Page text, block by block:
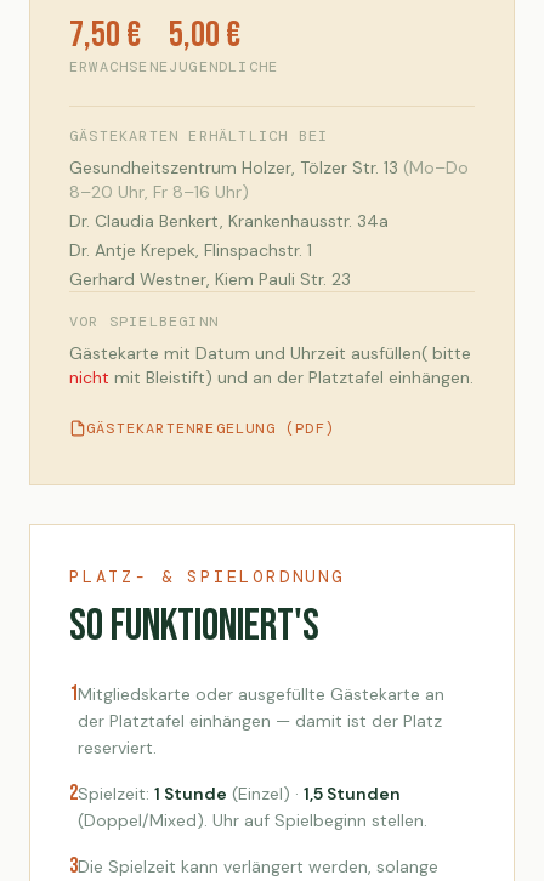
7,50 €
ERWACHSENE
5,00 €
JUGENDLICHE
GÄSTEKARTEN ERHÄLTLICH BEI
Gesundheitszentrum Holzer, Tölzer Str. 13 (Mo–Do
8–20 Uhr, Fr 8–16 Uhr)
Dr. Claudia Benkert, Krankenhausstr. 34a
Dr. Antje Krepek, Flinspachstr. 1
Gerhard Westner, Kiem Pauli Str. 23
VOR SPIELBEGINN
Gästekarte mit Datum und Uhrzeit ausfüllen( bitte
nicht mit Bleistift) und an der Platztafel einhängen.
GÄSTEKARTENREGELUNG (PDF)
PLATZ- & SPIELORDNUNG
So funktioniert's
1Mitgliedskarte oder ausgefüllte Gästekarte an
der Platztafel einhängen — damit ist der Platz
reserviert.
2Spielzeit: 1 Stunde (Einzel) · 1,5 Stunden
(Doppel/Mixed). Uhr auf Spielbeginn stellen.
3Die Spielzeit kann verlängert werden, solange